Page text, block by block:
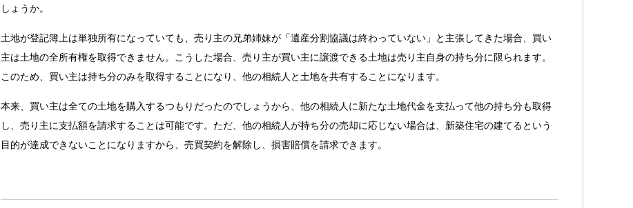
しょうか。
土地が登記簿上は単独所有になっていても、売り主の兄弟姉妹が「遺産分割協議は終わっていない」と主張してきた場合、買い
主は土地の全所有権を取得できません。こうした場合、売り主が買い主に譲渡できる土地は売り主自身の持ち分に限られます。
このため、買い主は持ち分のみを取得することになり、他の相続人と土地を共有することになります。
本来、買い主は全ての土地を購入するつもりだったのでしょうから、他の相続人に新たな土地代金を支払って他の持ち分も取得
し、売り主に支払額を請求することは可能です。ただ、他の相続人が持ち分の売却に応じない場合は、新築住宅の建てるという
目的が達成できないことになりますから、売買契約を解除し、損害賠償を請求できます。